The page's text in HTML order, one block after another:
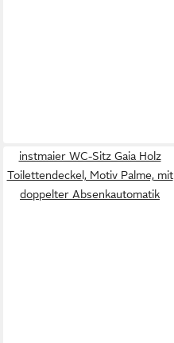
instmaier WC-Sitz Gaia Holz
Toilettendeckel, Motiv Palme, mit
doppelter Absenkautomatik